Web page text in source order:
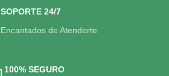
SOPORTE 24/7
Encantados de Atenderte
100% SEGURO